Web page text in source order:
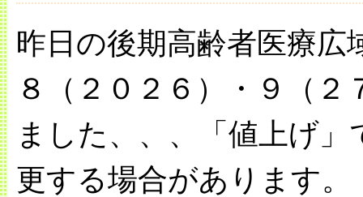
昨日の後期高齢者医療広
８（２０２６）・９（
ました、、、「値上げ
更する場合があります。